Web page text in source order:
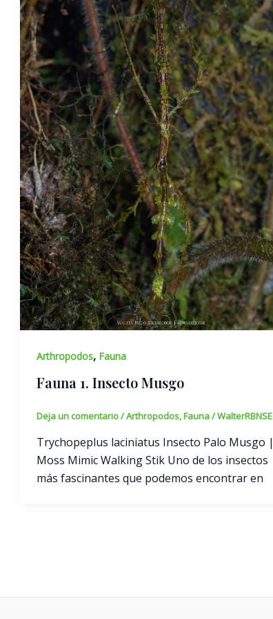
Arthropodos, Fauna
Fauna 1. Insecto Musgo
Deja un comentario/Arthropodos,Fauna/WalterRBNSE
Trychopeplus laciniatus Insecto Palo Musgo |
Moss Mimic Walking Stik Uno de los insectos
más fascinantes que podemos encontrar en